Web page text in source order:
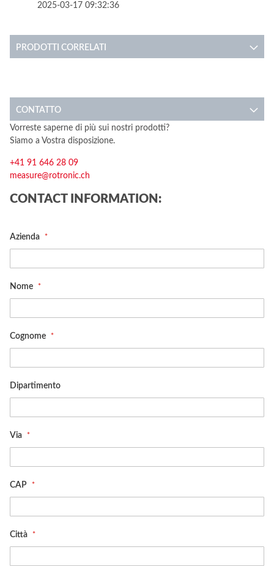
2025-03-17 09:32:36
PRODOTTI CORRELATI
CONTATTO
Vorreste saperne di più sui nostri prodotti?
Siamo a Vostra disposizione.
+41 91 646 28 09
measure@rotronic.ch
CONTACT INFORMATION:
Azienda
Nome
Cognome
Dipartimento
Via
CAP
Città